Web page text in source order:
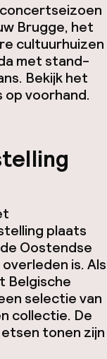
Brugge, het
cultuurhuizen
met stand-
Bekijk het
voorhand.
plaats
Oostendse
is. Als
Belgische
selectie van
collectie. De
tonen zijn